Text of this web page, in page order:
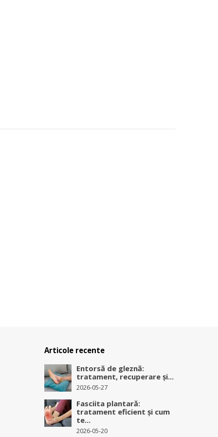
Articole recente
Entorsă de gleznă:
tratament, recuperare și...
2026-05-27
Fasciita plantară:
tratament eficient și cum
te...
2026-05-20